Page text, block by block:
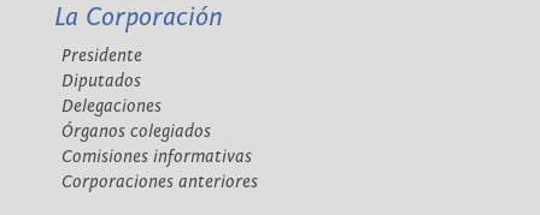
La Corporación
Presidente
Diputados
Delegaciones
Órganos colegiados
Comisiones informativas
Corporaciones anteriores